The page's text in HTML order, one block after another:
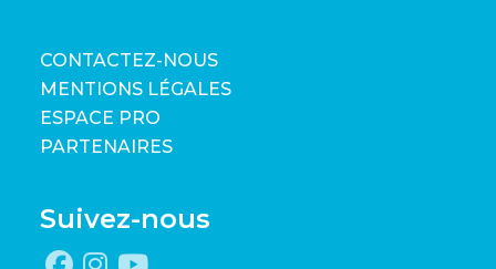
CONTACTEZ-NOUS
MENTIONS LÉGALES
ESPACE PRO
PARTENAIRES
Suivez-nous